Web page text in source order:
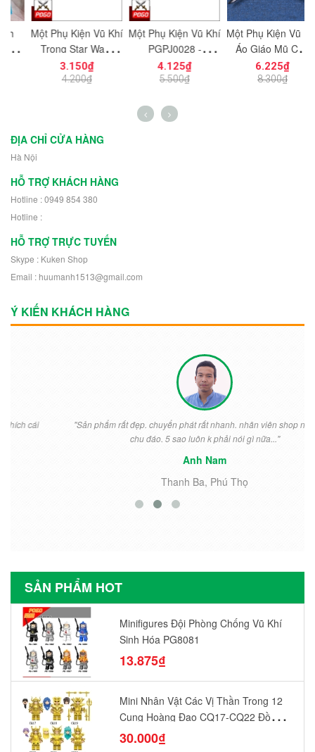
Một Phụ Kiện Vũ Khí
Trong Star Wars
PGPJ0033 NO.1198
- Phụ Kiện MOC
3.150₫
4.200₫
Một Phụ Kiện Vũ Khí
PGPJ0028 -
NO.1203 - Phụ Kiện
MOC
4.125₫
5.500₫
Một Phụ Kiện Vũ Khí
Áo Giáo Mũ Cho
Chiến Binh Gondor
Phiên Bản Màu Đen
6.225₫
8.300₫
ĐỊA CHỈ CỬA HÀNG
Hà Nội
HỖ TRỢ KHÁCH HÀNG
Hotline : 0949 854 380
Hotline :
HỖ TRỢ TRỰC TUYẾN
Skype : Kuken Shop
Email : huumanh1513@gmail.com
Ý KIẾN KHÁCH HÀNG
"Sản phẩm rất đẹp. chuyển phát rất nhanh. nhân viên shop nhiệt tình
chu đáo. 5 sao luôn k phải nói gì nữa..."
Thanh Ba, Phú Thọ
SẢN PHẨM HOT
Minifigures Đội Phòng Chống Vũ Khí
Sinh Hóa PG8081
13.875₫
Mini Nhân Vật Các Vị Thần Trong 12
Cung Hoàng Đạo CQ17-CQ22 Đồ
Chơi Lắp Ráp Mô Hình Yêu Thích
30.000₫